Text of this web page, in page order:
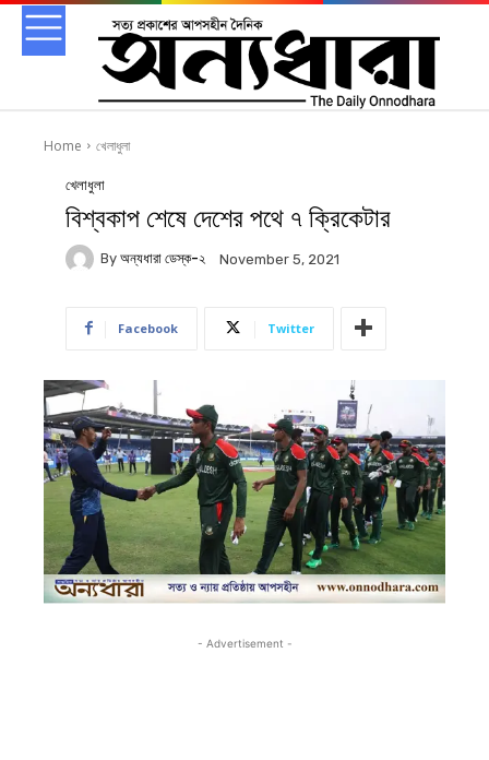
Home খেলাধুলা
খেলাধুলা
বিশ্বকাপ শেষে দেশের পথে ৭ ক্রিকেটার
By অন্যধারা ডেস্ক-২ November 5, 2021
Facebook Twitter
- Advertisement -